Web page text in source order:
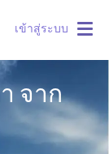
เข้าสู่ระบบ
จาก